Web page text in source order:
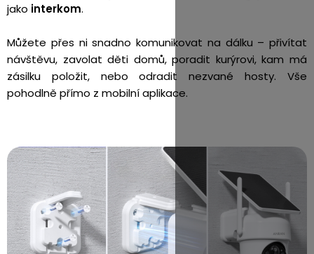
jako interkom.
Můžete přes ni snadno komunikovat na dálku – přivítat
návštěvu, zavolat děti domů, poradit kurýrovi, kam má
zásilku položit, nebo odradit nezvané hosty. Vše
pohodlně přímo z mobilní aplikace.